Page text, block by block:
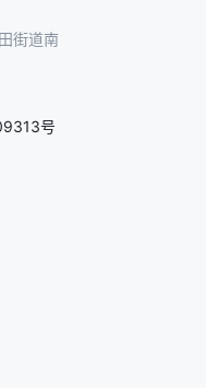
街道南
号